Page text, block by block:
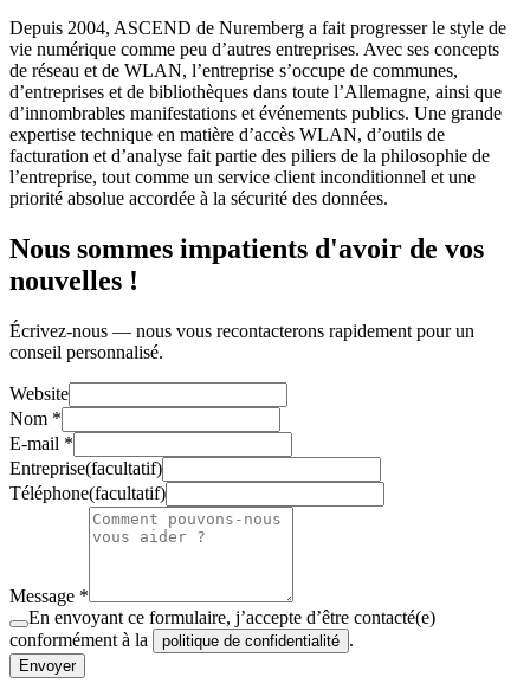
Depuis 2004, ASCEND de Nuremberg a fait progresser le style de
vie numérique comme peu d’autres entreprises. Avec ses concepts
de réseau et de WLAN, l’entreprise s’occupe de communes,
d’entreprises et de bibliothèques dans toute l’Allemagne, ainsi que
d’innombrables manifestations et événements publics. Une grande
expertise technique en matière d’accès WLAN, d’outils de
facturation et d’analyse fait partie des piliers de la philosophie de
l’entreprise, tout comme un service client inconditionnel et une
priorité absolue accordée à la sécurité des données.
Nous sommes impatients d'avoir de vos
nouvelles !
Écrivez-nous — nous vous recontacterons rapidement pour un
conseil personnalisé.
Website
Nom *
E-mail *
Entreprise(facultatif)
Téléphone(facultatif)
Message *
En envoyant ce formulaire, j’accepte d’être contacté(e)
conformément à la
politique de confidentialité .
Envoyer